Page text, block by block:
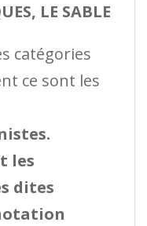
LE SABLE
catégories
ce sont les
les
dites